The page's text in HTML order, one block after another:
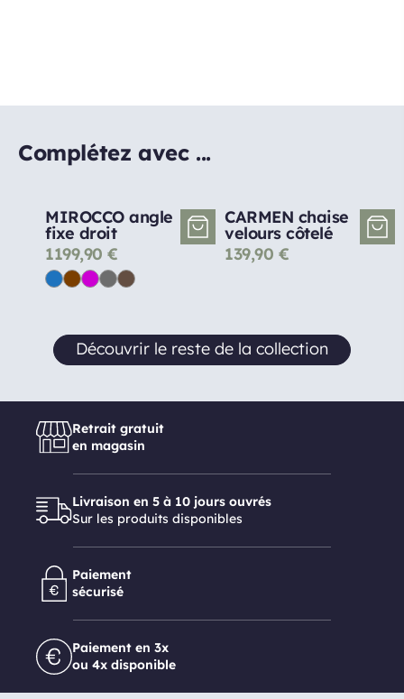
Complétez avec ...
MIROCCO angle
fixe droit
1199,90 €
CARMEN chaise
velours côtelé
139,90 €
Découvrir le reste de la collection
Retrait gratuit
en magasin
Livraison en 5 à 10 jours ouvrés
Sur les produits disponibles
Paiement
sécurisé
Paiement en 3x
ou 4x disponible